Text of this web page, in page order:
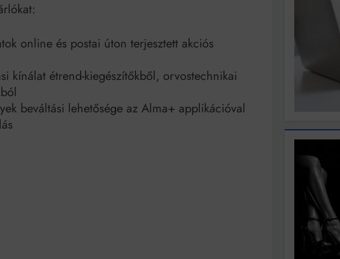
online és postai úton terjesztett akciós
kínálat étrend-kiegészítőkből, orvostechnikai
beváltási lehetősége az Alma+ applikációval